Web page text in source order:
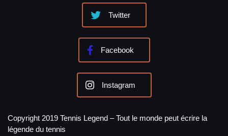
Twitter
Facebook
Instagram
Copyright 2019 Tennis Legend – Tout le monde peut écrire la
légende du tennis